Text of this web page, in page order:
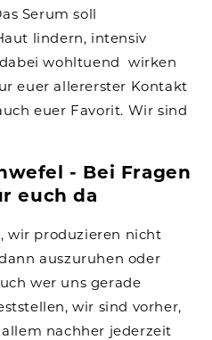
Serum soll
lindern, intensiv
wohltuend wirken
euer allererster Kontakt
euer Favorit. Wir sind
- Bei Fragen
euch da
wir produzieren nicht
auszuruhen oder
wer uns gerade
wir sind vorher,
nachher jederzeit